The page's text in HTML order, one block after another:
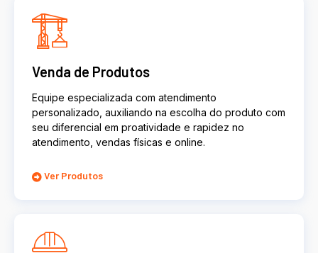
Venda de Produtos
Equipe especializada com atendimento
personalizado, auxiliando na escolha do produto com
seu diferencial em proatividade e rapidez no
atendimento, vendas físicas e online.
Ver Produtos